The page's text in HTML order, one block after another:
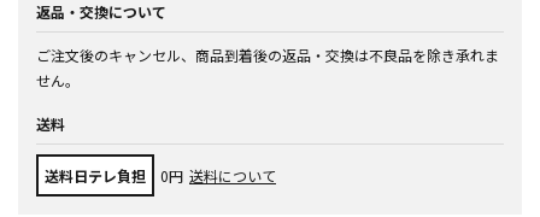
返品・交換について
ご注文後のキャンセル、商品到着後の返品・交換は不良品を除き承れま
せん。
送料
送料日テレ負担 0円 送料について